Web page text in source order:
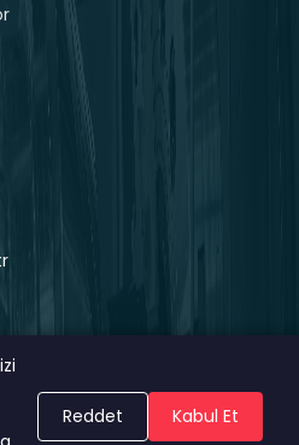
MAGNA
KVKK
Reddet Kabul Et